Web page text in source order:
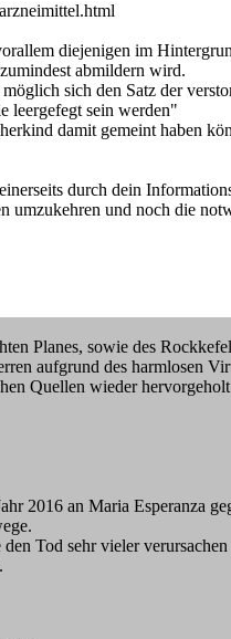
diejenigen im
abmildern wird.
sich den Satz der
leergefegt sein werden"
damit gemeint haben
durch dein
und noch die
Planes, sowie des
aufgrund des harmlosen
Quellen wieder hervorgeholt
2016 an Maria Esperanza
Tod sehr vieler